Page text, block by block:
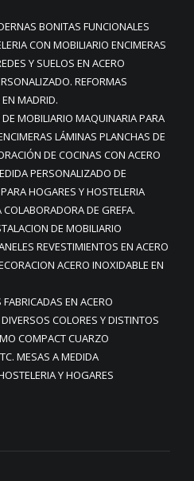
BONITAS FUNCIONALES
CON MOBILIARIO ENCIMERAS
Y SUELOS EN ACERO
REFORMAS
MADRID.
MOBILIARIO MAQUINARIA PARA
LÁMINAS PLANCHAS DE
DE COCINAS CON ACERO
PERSONALIZADO DE
HOGARES Y HOSTELERIA
DE GREFA.
DE MOBILIARIO
REVESTIMIENTOS EN ACERO
ACERO INOXIDABLE EN
EN ACERO
COLORES Y DISTINTOS
COMPACT CUARZO
MESAS A MEDIDA
Y HOGARES